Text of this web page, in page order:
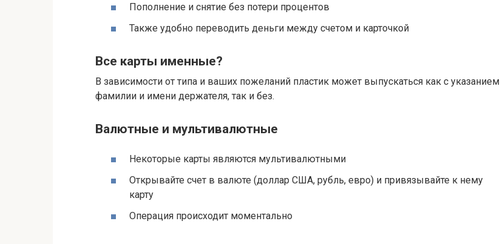
Пополнение и снятие без потери процентов
Также удобно переводить деньги между счетом и карточкой
Все карты именные?
В зависимости от типа и ваших пожеланий пластик может выпускаться как с указанием
фамилии и имени держателя, так и без.
Валютные и мультивалютные
Некоторые карты являются мультивалютными
Открывайте счет в валюте (доллар США, рубль, евро) и привязывайте к нему
карту
Операция происходит моментально